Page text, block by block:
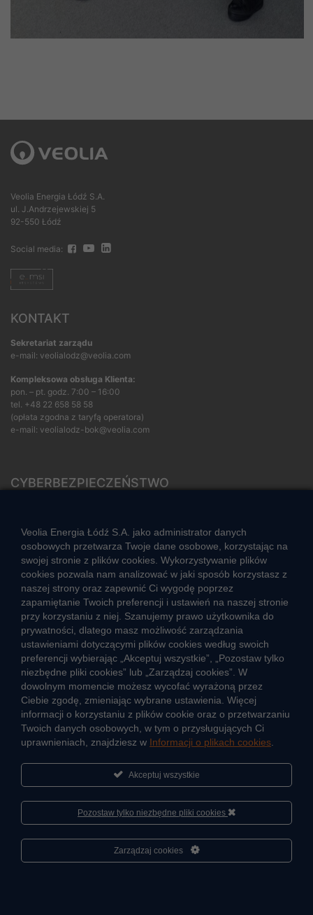
Veolia Energia Łódź S.A.
ul. J.Andrzejewskiej 5
92-550 Łódź
Social media:
KONTAKT
Sekretariat zarządu
e-mail: veolialodz@veolia.com
Kompleksowa obsługa Klienta:
pon. – pt. godz. 7:00 – 16:00
tel. +48 22 658 58 58
(opłata zgodna z taryfą operatora)
e-mail: veolialodz-bok@veolia.com
CYBERBEZPIECZEŃSTWO
CIEPŁO SYSTEMOWE
Zalety ciepła systemowego
Ciepło przez cały rok
Usługi okołociepłownicze
Informacje ciepła systemowego
JAK POWSTAJE CIEPŁO
ŹRÓDŁA CIEPŁA
Mapa sieci ciepłowniczej
KIERUNKI ROZWOJU SIECI CIEPŁOWNICZEJ
CO TO JEST KOGENERACJA
Veolia Energia Łódź S.A. jako administrator danych
osobowych przetwarza Twoje dane osobowe, korzystając na
swojej stronie z plików cookies. Wykorzystywanie plików
cookies pozwala nam analizować w jaki sposób korzystasz z
naszej strony oraz zapewnić Ci wygodę poprzez
zapamiętanie Twoich preferencji i ustawień na naszej stronie
przy korzystaniu z niej. Szanujemy prawo użytkownika do
prywatności, dlatego masz możliwość zarządzania
ustawieniami dotyczącymi plików cookies według swoich
preferencji wybierając „Akceptuj wszystkie”, „Pozostaw tylko
niezbędne pliki cookies” lub „Zarządzaj cookies”. W
dowolnym momencie możesz wycofać wyrażoną przez
Ciebie zgodę, zmieniając wybrane ustawienia. Więcej
informacji o korzystaniu z plików cookie oraz o przetwarzaniu
Twoich danych osobowych, w tym o przysługujących Ci
uprawnieniach, znajdziesz w Informacji o plikach cookies
Akceptuj wszystkie
Pozostaw tylko niezbędne pliki cookies
Zarządzaj cookiesCześć, porozmawiaj ze mną